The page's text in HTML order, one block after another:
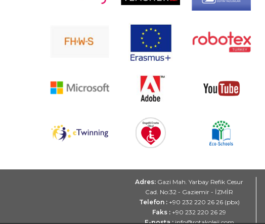
Adres: Gazi Mah. Yarbay Refik Cesur
Cad. No:32 - Gaziemir - İZMİR
Telefon : +90 232 220 26 26 (pbx)
Faks : +90 232 220 26 29
E-posta :info@rotakoleji.com